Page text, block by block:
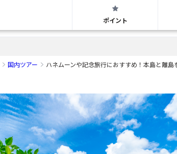
ハネムーンや記念旅行におすすめ！本島と離島を巡る周
国内ツアー ハネムーンや記念旅行におすすめ！本島と離
ポイント